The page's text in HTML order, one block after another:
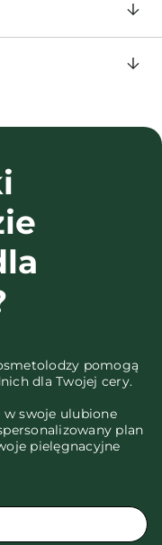
pomogą
dla Twojej cery.
w swoje ulubione
plan
pielęgnacyjne